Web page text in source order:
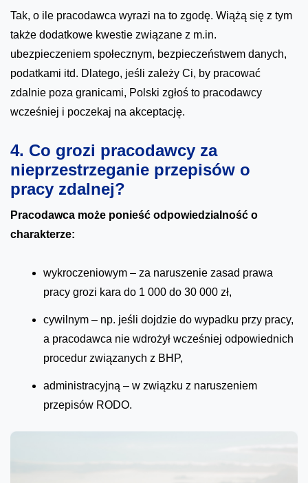
Tak, o ile pracodawca wyrazi na to zgodę. Wiążą się z tym
także dodatkowe kwestie związane z m.in.
ubezpieczeniem społecznym, bezpieczeństwem danych,
podatkami itd. Dlatego, jeśli zależy Ci, by pracować
zdalnie poza granicami, Polski zgłoś to pracodawcy
wcześniej i poczekaj na akceptację.
4. Co grozi pracodawcy za
nieprzestrzeganie przepisów o
pracy zdalnej?
Pracodawca może ponieść odpowiedzialność o
charakterze:
wykroczeniowym – za naruszenie zasad prawa
pracy grozi kara do 1 000 do 30 000 zł,
cywilnym – np. jeśli dojdzie do wypadku przy pracy,
a pracodawca nie wdrożył wcześniej odpowiednich
procedur związanych z BHP,
administracyjną – w związku z naruszeniem
przepisów RODO.